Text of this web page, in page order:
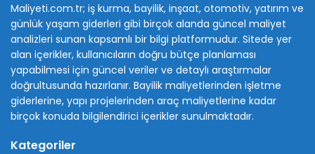
Maliyeti.com.tr; iş kurma, bayilik, inşaat, otomotiv, yatırım ve
günlük yaşam giderleri gibi birçok alanda güncel maliyet
analizleri sunan kapsamlı bir bilgi platformudur. Sitede yer
alan içerikler, kullanıcıların doğru bütçe planlaması
yapabilmesi için güncel veriler ve detaylı araştırmalar
doğrultusunda hazırlanır. Bayilik maliyetlerinden işletme
giderlerine, yapı projelerinden araç maliyetlerine kadar
birçok konuda bilgilendirici içerikler sunulmaktadır.
Kategoriler